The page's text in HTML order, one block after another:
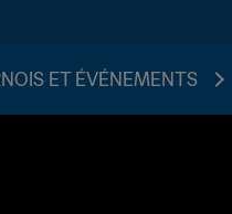
ET ÉVÉNEMENTS